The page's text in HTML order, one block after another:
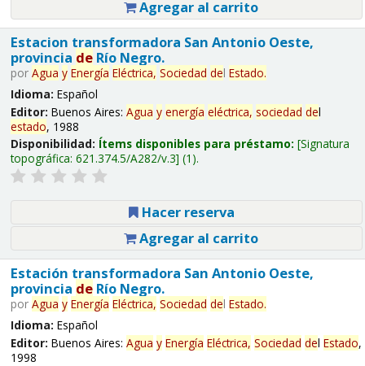
Agregar al carrito
Estacion transformadora San Antonio Oeste,
provincia deRío Negro.
por Agua y Energía Eléctrica, Sociedad del Estado.
Idioma: Español
Editor: Buenos Aires: Agua y energía eléctrica, sociedad del
estado, 1988
Disponibilidad: Ítems disponibles para préstamo: Signatura
topográfica: 621.374.5/A282/v.3 (1).
Hacer reserva
Agregar al carrito
Estación transformadora San Antonio Oeste,
provincia deRío Negro.
por Agua y Energía Eléctrica, Sociedad del Estado.
Idioma: Español
Editor: Buenos Aires: Agua y Energía Eléctrica, Sociedad del Estado,
1998